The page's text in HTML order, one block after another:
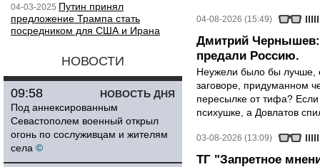
04-03-2025 Путин принял
предложение Трампа стать
посредником для США и Ирана
НОВОСТИ
НОВОСТЬ ДНЯ
09:58
Под аннексированным
Севастополем военный открыл
огонь по сослуживцам и жителям
села ©
04-08-2026 (15:49)
Дмитрий Чернышев:
предали Россию.
Неужели было бы лучше,
заговоре, придуманном
пересылке от тифа?
психушке, а Довлатов
03-08-2026 (13:09)
ТГ "Запретное